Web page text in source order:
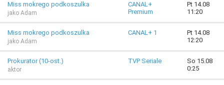
Miss mokrego podkoszulka
jako Adam
CANAL+
Premium
Pt 14.08
11:20
Miss mokrego podkoszulka
jako Adam
CANAL+ 1
Pt 14.08
12:20
Prokurator (10-ost.)
aktor
TVP Seriale
So 15.08
0:25